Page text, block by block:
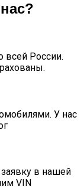
всей России.
У нас
в нашей
VIN